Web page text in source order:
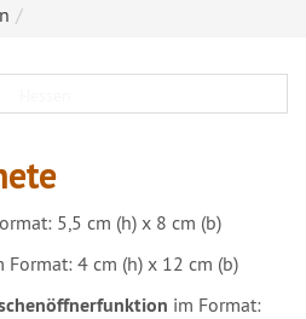
5,5 cm (h) x 8 cm (b)
Format: 4 cm (h) x 12 cm (b)
im Format: